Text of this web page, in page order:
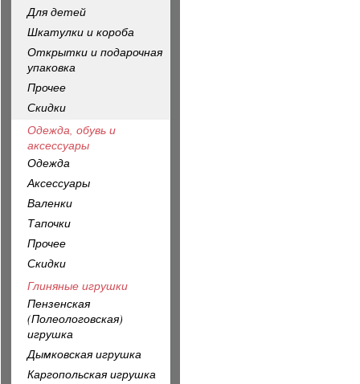
Для детей
Шкатулки и короба
Открытки и подарочная
упаковка
Прочее
Скидки
Одежда, обувь и
аксессуары
Одежда
Аксессуары
Валенки
Тапочки
Прочее
Скидки
Глиняные игрушки
Пензенская
(Полеологовская)
игрушка
Дымковская игрушка
Каргопольская игрушка